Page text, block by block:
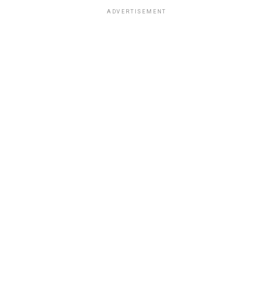
ADVERTISEMENT